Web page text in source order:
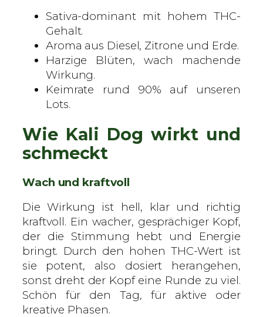
n
g
Sativa-dominant mit hohem THC-
Gehalt.
Aroma aus Diesel, Zitrone und Erde.
Harzige Blüten, wach machende
Wirkung.
Keimrate rund 90% auf unseren
Lots.
Wie Kali Dog wirkt und
schmeckt
Wach und kraftvoll
Die Wirkung ist hell, klar und richtig
kraftvoll. Ein wacher, gesprächiger Kopf,
der die Stimmung hebt und Energie
bringt. Durch den hohen THC-Wert ist
sie potent, also dosiert herangehen,
sonst dreht der Kopf eine Runde zu viel.
Schön für den Tag, für aktive oder
kreative Phasen.